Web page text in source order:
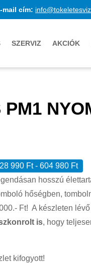
mail cím:
SZERVIZ AKCIÓK
28 990 Ft-604 980 Ft
hosszú
hőségben,
Ft! A készleten
is, hogy
kifogyott!